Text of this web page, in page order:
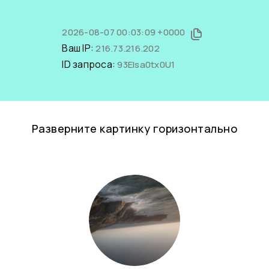
2026-08-07 00:03:09 +0000
Ваш IP:216.73.216.202
ID запроса:93Elsa0tx0U1
Разверните картинку горизонтально